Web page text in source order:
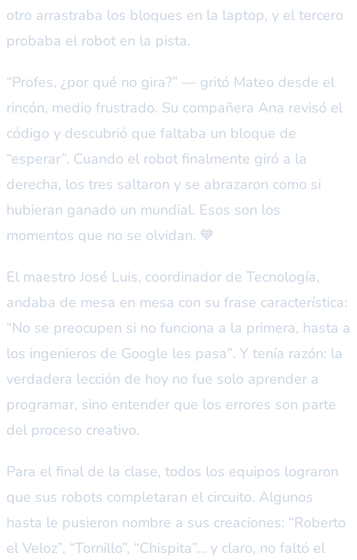
otro arrastraba los bloques en la laptop, y el tercero
probaba el robot en la pista.
“Profes, ¿por qué no gira?” — gritó Mateo desde el
rincón, medio frustrado. Su compañera Ana revisó el
código y descubrió que faltaba un bloque de
“esperar”. Cuando el robot finalmente giró a la
derecha, los tres saltaron y se abrazaron como si
hubieran ganado un mundial. Esos son los
momentos que no se olvidan. 💙
El maestro José Luis, coordinador de Tecnología,
andaba de mesa en mesa con su frase característica:
“No se preocupen si no funciona a la primera, hasta a
los ingenieros de Google les pasa”. Y tenía razón: la
verdadera lección de hoy no fue solo aprender a
programar, sino entender que los errores son parte
del proceso creativo.
Para el final de la clase, todos los equipos lograron
que sus robots completaran el circuito. Algunos
hasta le pusieron nombre a sus creaciones: “Roberto
el Veloz”, “Tornillo”, “Chispita”… y claro, no faltó el